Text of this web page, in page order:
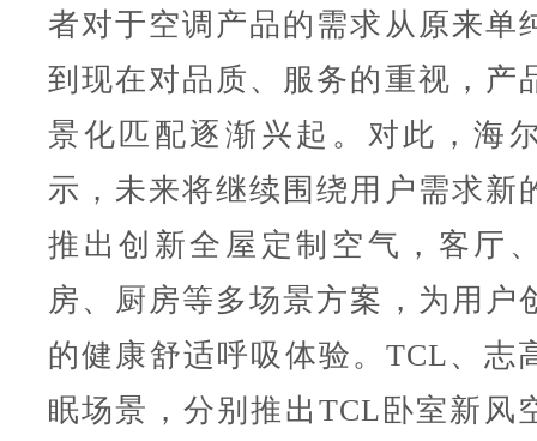
者对于空调产品的需求从原来单
到现在对品质、服务的重视，产
景化匹配逐渐兴起。对此，海
示，未来将继续围绕用户需求新
推出创新全屋定制空气，客厅
房、厨房等多场景方案，为用户
的健康舒适呼吸体验。TCL、志
眠场景，分别推出TCL卧室新风